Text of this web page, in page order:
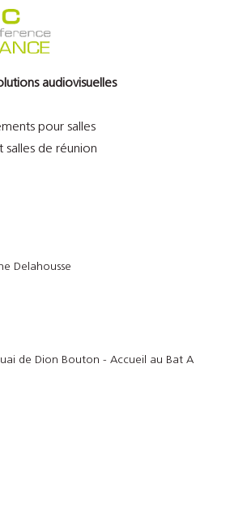
audiovisuelles
pour salles
de réunion
Delahousse
de Dion Bouton - Accueil au Bat A